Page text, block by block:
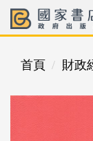
首頁 財政